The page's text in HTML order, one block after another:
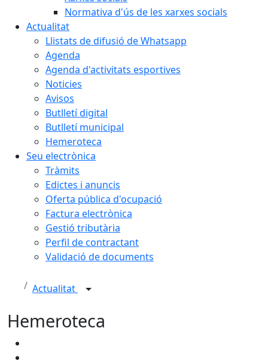
Normativa d'ús de les xarxes socials
Actualitat
Llistats de difusió de Whatsapp
Agenda
Agenda d'activitats esportives
Noticies
Avisos
Butlletí digital
Butlletí municipal
Hemeroteca
Seu electrònica
Tràmits
Edictes i anuncis
Oferta pública d'ocupació
Factura electrònica
Gestió tributària
Perfil de contractant
Validació de documents
Actualitat
Hemeroteca